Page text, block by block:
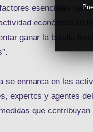
esenciales para
económica en
ganar la batalla
se enmarca en las
expertos y agentes
que